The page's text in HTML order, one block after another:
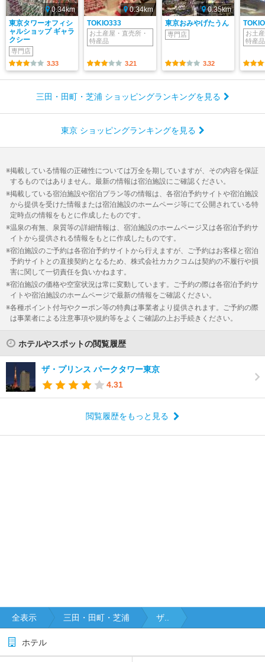
0.34km
東京タワーオフィシ
ャルショップ ギャラ
クシー
専門店
3.33
0.34km
TOKIO333
お土産屋・直売所・
特産品
3.21
0.35km
東京おみやげたうん
専門店
3.32
お土
特産品
三田・田町・芝浦 ショッピングランキングを見る
東京 ショッピングランキングを見る
掲載している情報の正確性については万全を期していますが、その内容を保証
するものではありません。最新の情報は宿泊施設にご確認ください。
掲載している宿泊施設や宿泊プラン等の情報は、各宿泊予約サイトや宿泊施設
から提供を受けた情報または宿泊施設のホームページ等にて公開されている特
定時点の情報をもとに作成したものです。
温泉の有無、泉質等の詳細情報は、宿泊施設のホームページ又は各宿泊予約サ
イトから提供される情報をもとに作成したものです。
宿泊施設のご予約は各宿泊予約サイトから行えますが、ご予約はお客様と宿泊
予約サイトとの直接契約となるため、株式会社カカクコムは契約の不履行や損
害に関して一切責任を負いかねます。
宿泊施設の価格や空室状況は常に変動しています。ご予約の際は各宿泊予約サ
イトや宿泊施設のホームページで最新の情報をご確認ください。
各種ポイント付与やクーポン等の特典は事業者より提供されます。ご予約の際
は事業者による注意事項や規約等をよくご確認の上お手続きください。
ホテルやスポットの閲覧履歴
ザ・プリンス パークタワー東京
4.31
閲覧履歴をもっと見る
全表示 三田・田町・芝浦 ザ..
ホテル